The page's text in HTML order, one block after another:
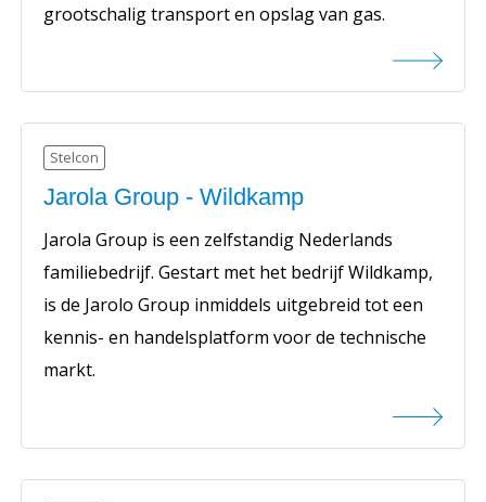
grootschalig transport en opslag van gas.
Stelcon
Jarola Group - Wildkamp
Jarola Group is een zelfstandig Nederlands
familiebedrijf. Gestart met het bedrijf Wildkamp,
is de Jarolo Group inmiddels uitgebreid tot een
kennis- en handelsplatform voor de technische
markt.